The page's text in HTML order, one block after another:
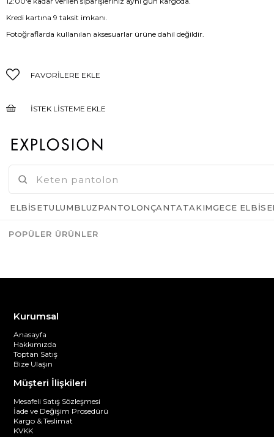
Kredi kartına 9 taksit imkanı.
Fotoğraflarda kullanılan aksesuarlar ürüne dahil değildir.
FAVORILERE EKLE
İSTEK LISTEME EKLE
Kurumsal
Anasayfa
Hakkımızda
Toptan Satış
Bize Ulaşın
Müşteri İlişkileri
Mesafeli Satış Sözleşmesi
İade ve Değişim Prosedürü
Kargo & Teslimat
KVKK
ELBISETULUMBLUZPANTOLONÇANTATAKIMGECE
POPÜLER ÜRÜNLER